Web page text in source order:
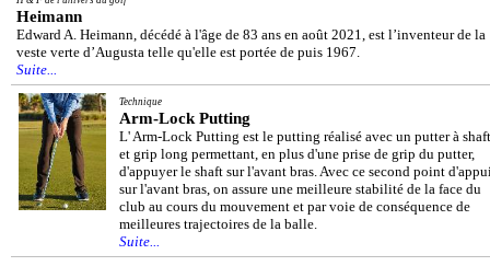
Heimann
Edward A. Heimann, décédé à l'âge de 83 ans en août 2021, est l’inventeur de la
veste verte d’Augusta telle qu'elle est portée de puis 1967.
Suite...
Technique
Arm-Lock Putting
L' Arm-Lock Putting est le putting réalisé avec un putter à shaft
et grip long permettant, en plus d'une prise de grip du putter,
d'appuyer le shaft sur l'avant bras. Avec ce second point
sur l'avant bras, on assure une meilleure stabilité de la face du
club au cours du mouvement et par voie de conséquence de
meilleures trajectoires de la balle.
Suite...